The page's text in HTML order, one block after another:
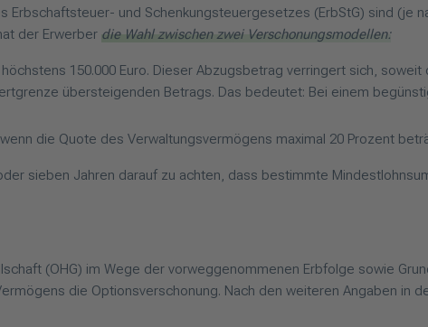
Erbschaftsteuer- und Schenkungsteuergesetzes (ErbStG) sind (je
der Erwerber die Wahl zwischen zwei Verschonungsmodellen:
150.000 Euro. Dieser Abzugsbetrag verringert sich,
übersteigenden Betrags. Das bedeutet: Bei einem
die Quote des Verwaltungsvermögens maximal 20 Prozent
sieben Jahren darauf zu achten, dass bestimmte
(OHG) im Wege der vorweggenommenen Erbfolge sowie
die Optionsverschonung. Nach den weiteren Angaben in